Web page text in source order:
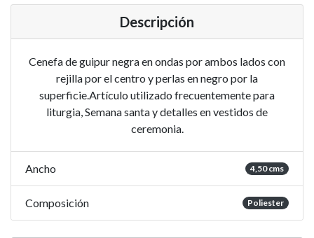
Descripción
Cenefa de guipur negra en ondas por ambos lados con
rejilla por el centro y perlas en negro por la
superficie.Artículo utilizado frecuentemente para
liturgia, Semana santa y detalles en vestidos de
ceremonia.
Ancho 4,50 cms
Composición Poliester